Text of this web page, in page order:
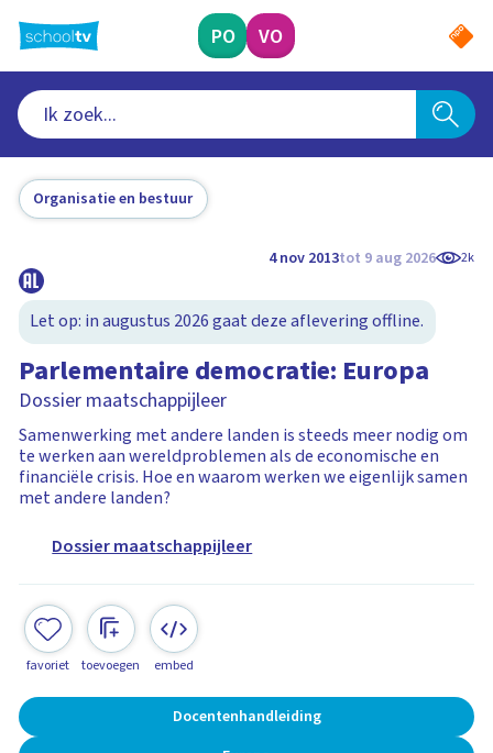
naar
hoofdinhoud
PO VO
Organisatie en bestuur
4 nov 2013tot 9 aug 2026 2k
Let op: in augustus 2026 gaat deze aflevering offline.
Parlementaire democratie: Europa
Dossier maatschappijleer
Samenwerking met andere landen is steeds meer nodig om
te werken aan wereldproblemen als de economische en
financiële crisis. Hoe en waarom werken we eigenlijk samen
met andere landen?
Dossier maatschappijleer
favoriet toevoegen embed
Docentenhandleiding